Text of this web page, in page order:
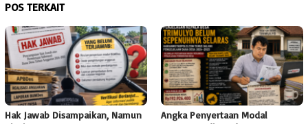
POS TERKAIT
Hak Jawab Disampaikan, Namun
Angka Penyertaan Modal